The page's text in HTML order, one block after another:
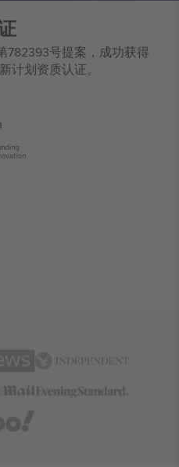
782393号提案，成功获得
计划资质认证。